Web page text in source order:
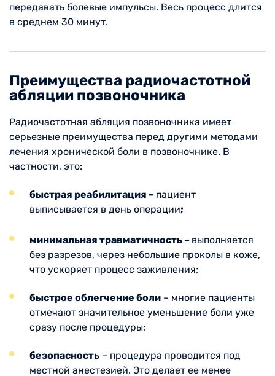
передавать болевые импульсы. Весь процесс длится
в среднем 30 минут.
Преимущества радиочастотной
абляции позвоночника
Радиочастотная абляция позвоночника имеет
серьезные преимущества перед другими методами
лечения хронической боли в позвоночнике. В
частности, это:
быстрая реабилитация – пациент
выписывается в день операции;
минимальная травматичность – выполняется
без разрезов, через небольшие проколы в коже,
что ускоряет процесс заживления;
быстрое облегчение боли – многие пациенты
отмечают значительное уменьшение боли уже
сразу после процедуры;
безопасность – процедура проводится под
местной анестезией. Это делает ее менее